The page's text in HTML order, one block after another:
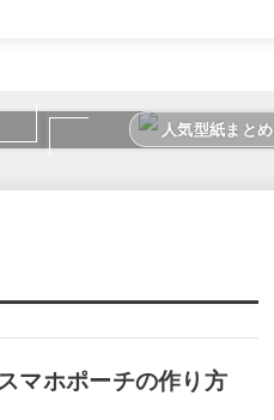
人気型紙まとめ
マホポーチの作り方